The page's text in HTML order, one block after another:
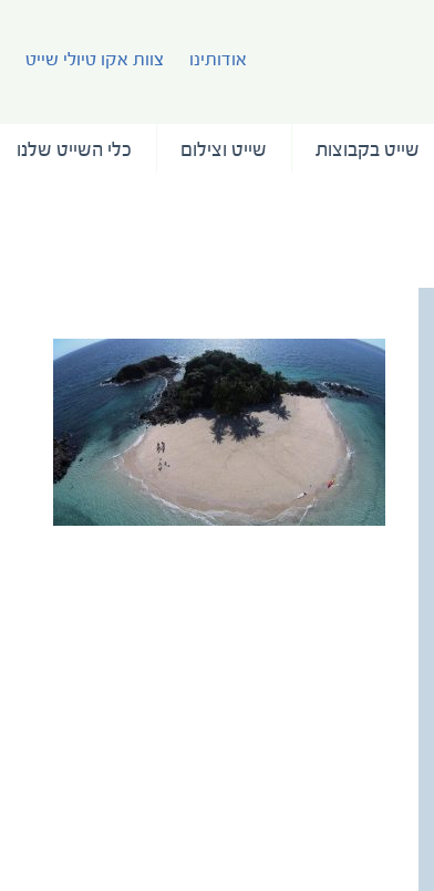
אודותינו צוות אקו טיולי שייט
שייט בקבוצות שייט וצילום כלי השייט שלנו